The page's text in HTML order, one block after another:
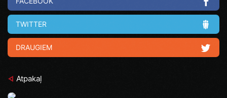
TWITTER
DRAUGIEM
Atpakaļ